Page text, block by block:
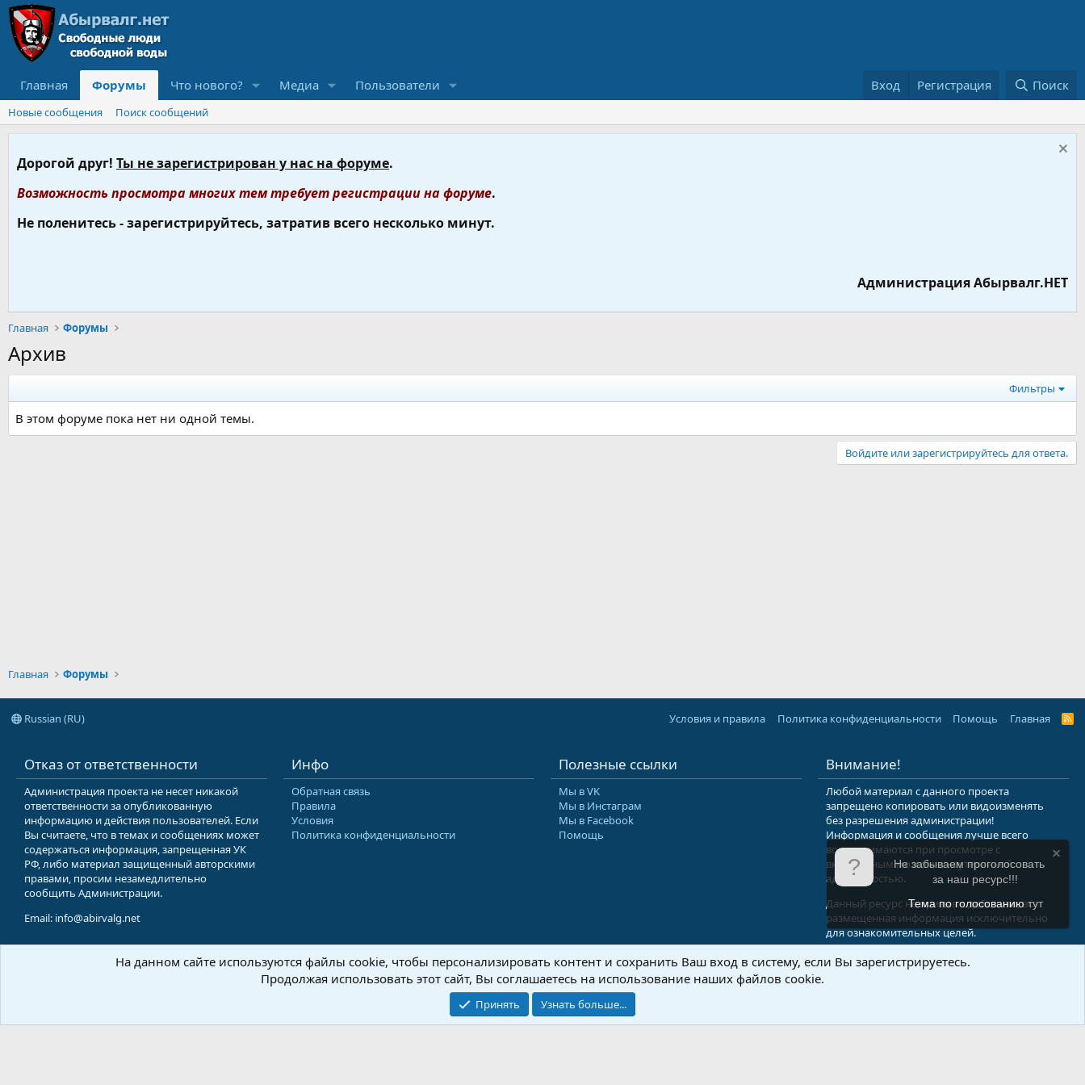
Главная Форумы Что нового? Медиа Пользователи Вход Регистрация Поиск
Новые сообщения Поиск сообщений
Дорогой друг! Ты не зарегистрирован у нас на форуме.
Возможность просмотра многих тем требует регистрации на форуме.
Не поленитесь - зарегистрируйтесь, затратив всего несколько минут.
Администрация Абырвалг.НЕТ
Главная Форумы
Архив
Фильтры
В этом форуме пока нет ни одной темы.
Войдите или зарегистрируйтесь для ответа.
Главная Форумы
Russian (RU) Условия и правила Политика конфиденциальности Помощь Главная
R
Отказ от ответственности
Администрация проекта не несет никакой
ответственности за опубликованную
информацию и действия пользователей. Если
Вы считаете, что в темах и сообщениях может
содержаться информация, запрещенная УК
РФ, либо материал защищенный авторскими
правами, просим незамедлительно
сообщить Администрации.
Email: info@abirvalg.net
Инфо
Обратная связь
Правила
Условия
Политика конфиденциальности
Полезные ссылки
Мы в VK
Мы в Инстаграм
Мы в Facebook
Помощь
Внимание!
Любой материал с данного проекта
запрещено копировать или видоизменять
без разрешения администрации!
Информация и сообщения лучше всего
воспринимаются при просмотре с
включенным мозгом и неутерянной
адекватностью.
Данный ресурс не призыв к действию, вся
размещенная информация исключительно
для ознакомительных целей.
© 2008-2026 Форум Абырвалг.нет - подводная охота, дайвинг, туризм Перевод:XenForo.Info
Не забываем проголосовать
за наш ресурс!!!
Тема по голосованиютут
На данном сайте используются файлы cookie, чтобы персонализировать контент и сохранить Ваш вход в систему, если Вы зарегистрируетесь.
Продолжая использовать этот сайт, Вы соглашаетесь на использование наших файлов cookie.
Принять Узнать больше...